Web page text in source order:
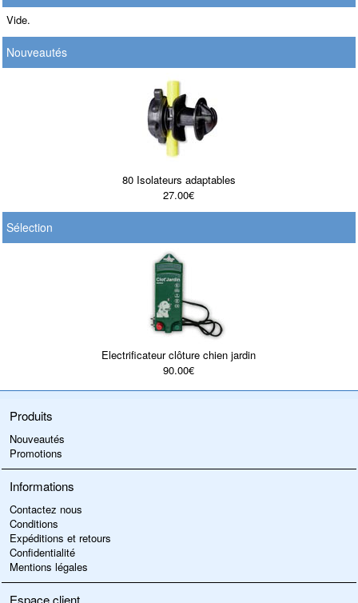
Vide.
Nouveautés
80 Isolateurs adaptables
27.00€
Sélection
Electrificateur clôture chien jardin
90.00€
Produits
Nouveautés
Promotions
Informations
Contactez nous
Conditions
Expéditions et retours
Confidentialité
Mentions légales
Espace client